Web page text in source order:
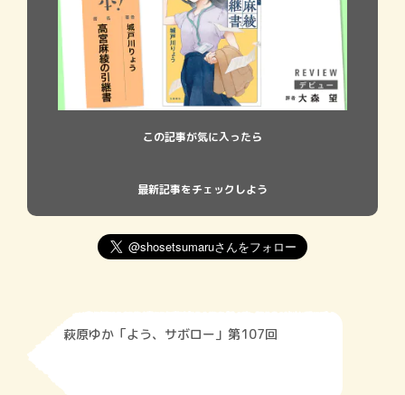
この記事が気に入ったら
最新記事をチェックしよう
萩原ゆか「よう、サボロー」第107回